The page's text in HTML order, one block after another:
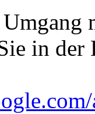
in der